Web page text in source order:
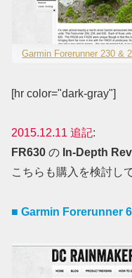
Garmin Forerunner 230 &
[hr color="dark-gray"]
2015.12.11 追記:
FR630 の In-Depth
こちらも購入を検討し
■ Garmin Forerunner